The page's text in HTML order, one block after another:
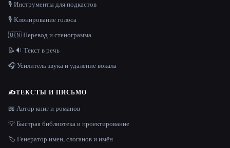
🎙️ Инструменты для подкастов
🎙️ Клонирование голоса
🇺🇳 Перевод и стенограмма
📝🔉 Текст в речь
🎧 Усилитель звука и удаление вокала
✍️ТЕКСТЫ И ПИСЬМО
📖 Автор книг и романов
💡 Быстрая библиотека и проектирование
🏷️ Генератор имен, слоганов и имён